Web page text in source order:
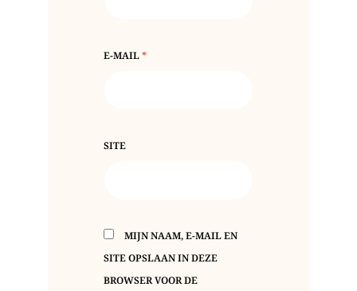
E-MAIL*
SITE
MIJN NAAM, E-MAIL EN
SITE OPSLAAN IN DEZE
BROWSER VOOR DE